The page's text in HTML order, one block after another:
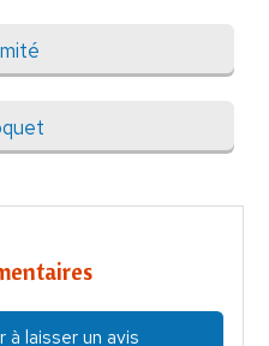
à laisser un avis